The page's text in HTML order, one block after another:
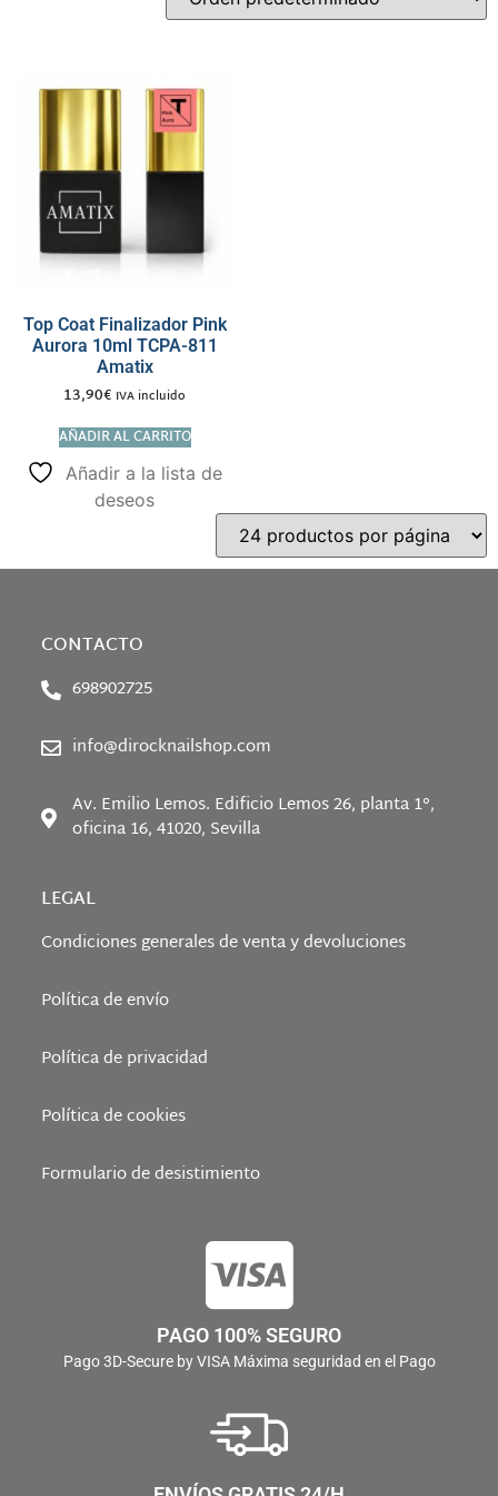
Top Coat Finalizador Pink
Aurora 10ml TCPA-811
Amatix
13,90€ IVA incluido
AÑADIR AL CARRITO
Añadir a la lista de
deseos
CONTACTO
698902725
info@dirocknailshop.com
Av. Emilio Lemos. Edificio Lemos 26, planta 1°,
oficina 16, 41020, Sevilla
LEGAL
Condiciones generales de venta y devoluciones
Política de envío
Política de privacidad
Política de cookies
Formulario de desistimiento
PAGO 100% SEGURO
Pago 3D-Secure by VISA Máxima seguridad en el Pago